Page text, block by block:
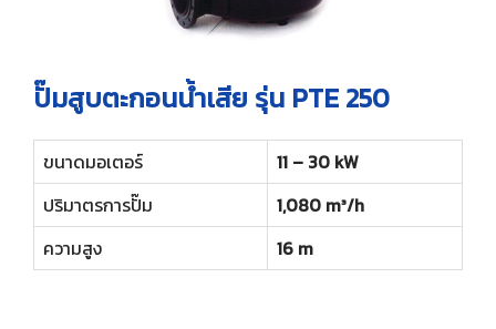
ปั๊มสูบตะกอนน้ำเสีย รุ่น PTE 250
ขนาดมอเตอร์
11 – 30 kW
ปริมาตรการปั๊ม
1,080 m³/h
ความสูง
16 m